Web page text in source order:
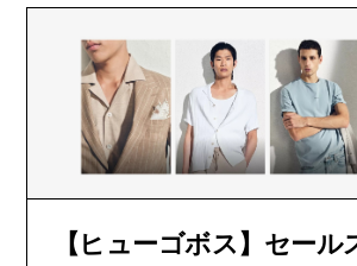
【ヒューゴボス】セール